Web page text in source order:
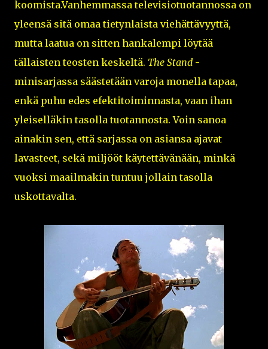
koomista.Vanhemmassa televisiotuotannossa on
yleensä sitä omaa tietynlaista viehättävyyttä,
mutta laatua on sitten hankalempi löytää
tällaisten teosten keskeltä. The Stand -
minisarjassa säästetään varoja monella tapaa,
enkä puhu edes efektitoiminnasta, vaan ihan
yleiselläkin tasolla tuotannosta. Voin sanoa
ainakin sen, että sarjassa on asiansa ajavat
lavasteet, sekä miljööt käytettävänään, minkä
vuoksi maailmakin tuntuu jollain tasolla
uskottavalta.